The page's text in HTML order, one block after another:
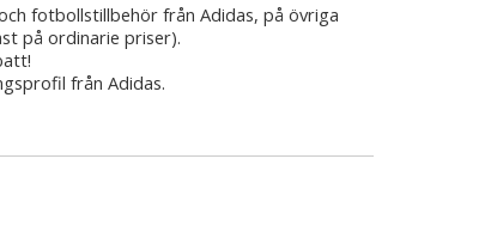
fotbollstillbehör från Adidas, på övriga
på ordinarie priser).
från Adidas.